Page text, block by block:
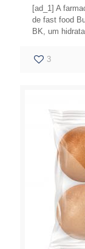
[ad_1] A
de fast food
BK, um
3